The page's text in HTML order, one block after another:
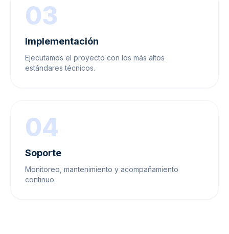
03
Implementación
Ejecutamos el proyecto con los más altos
estándares técnicos.
04
Soporte
Monitoreo, mantenimiento y acompañamiento
continuo.